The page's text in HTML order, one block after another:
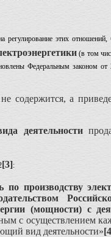
регулирование этих отношений,
(в том
Федеральным
содержится, а
деятельности
[3]:
производству
(мощности) с
с осуществлением
вид деятельности»